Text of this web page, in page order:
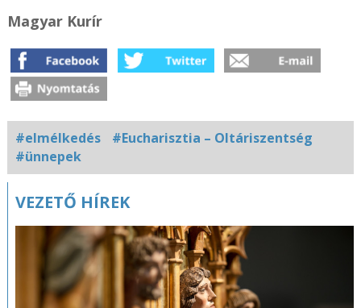
Magyar Kurír
#elmélkedés
#Eucharisztia – Oltáriszentség
#ünnepek
Kapcsolódó
VEZETŐ HÍREK